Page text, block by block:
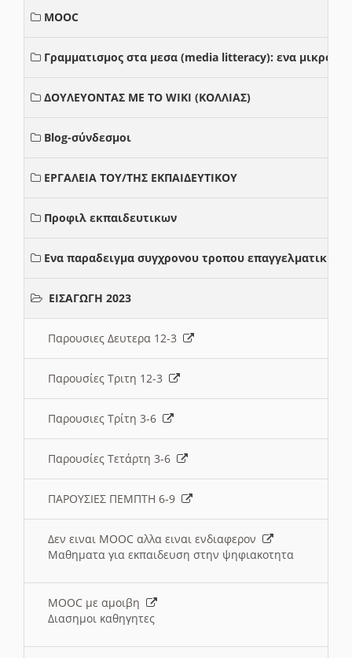
MOOC
Γραμματισμος στα μεσα (media litteracy): ενα μικρο
ΔΟΥΛΕΥΟΝΤΑΣ ΜΕ ΤΟ WIKI (ΚΟΛΛΙΑΣ)
Blog-σύνδεσμοι
ΕΡΓΑΛΕΙΑ ΤΟΥ/ΤΗΣ ΕΚΠΑΙΔΕΥΤΙΚΟΥ
Προφιλ εκπαιδευτικων
Ενα παραδειγμα συγχρονου τροπου επαγγελματικης
ΕΙΣΑΓΩΓΗ 2023
Παρουσιες Δευτερα 12-3
Παρουσίες Τριτη 12-3
Παρουσιες Τρίτη 3-6
Παρουσίες Τετάρτη 3-6
ΠΑΡΟΥΣΙΕΣ ΠΕΜΠΤΗ 6-9
Δεν ειναι MOOC αλλα ειναι ενδιαφερον
Μαθηματα για εκπαιδευση στην ψηφιακοτητα
MOOC με αμοιβη
Διασημοι καθηγητες